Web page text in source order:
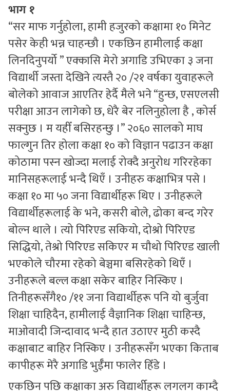
भाग १
“सर माफ गर्नुहोला, हामी हजुरको कक्षामा १० मिनेट
पसेर केही भन्न चाहन्छौ । एकछिन हामीलाई कक्षा
लिनदिनुपर्यो ” एक्कासि मेरो अगाडि उभिएका ३ जना
विद्यार्थी जस्ता देखिने त्यस्तै २० /२१ वर्षका युवाहरूले
बोलेको आवाज आएतिर हेर्दै मैले भने “हुन्छ, एसएलसी
परीक्षा आउन लागेको छ, धेरै बेर नलिनुहोला है , कोर्स
सक्नुछ । म यहीँ बसिरहन्छु ।” २०६० सालको माघ
फाल्गुन तिर होला कक्षा १० को विज्ञान पढाउन कक्षा
कोठामा पस्न खोज्दा मलाई रोक्दै अनुरोध गरिरहेका
मानिसहरूलाई भन्दै थिएँ । उनीहरु कक्षाभित्र पसे ।
कक्षा १० मा ५० जना विद्यार्थीहरू थिए । उनीहरूले
विद्यार्थीहरूलाई के भने, कसरी बोले, ढोका बन्द गरेर
बोल्न थाले । त्यो पिरिएड सकियो, दोश्रो पिरिएड
सिद्धियो, तेश्रो पिरिएड सकिएर म चौथो पिरिएड खाली
भएकोले चौरमा रहेको बेञ्चमा बसिरहेको थिएँ ।
उनीहरूले बल्ल कक्षा सकेर बाहिर निस्किए ।
तिनीहरूसँगै१० /११ जना विद्यार्थीहरू पनि यो बुर्जुवा
शिक्षा चाहिदैन, हामीलाई वैज्ञानिक शिक्षा चाहिन्छ,
माओवादी जिन्दावाद भन्दै हात उठाएर मुठी कस्दै
कक्षाबाट बाहिर निस्किए । उनीहरूसँग भएका किताब
कापीहरू मेरै अगाडि भुईँमा फालेर हिँडे ।
एकछिन पछि कक्षाका अरु विद्यार्थीहरू लगलग काम्दै